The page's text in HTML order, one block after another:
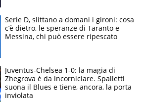
Serie D, slittano a domani i gironi: cosa
c’è dietro, le speranze di Taranto e
Messina, chi può essere ripescato
Juventus-Chelsea 1-0: la magia di
Zhegrova è da incorniciare. Spalletti
suona il Blues e tiene, ancora, la porta
inviolata